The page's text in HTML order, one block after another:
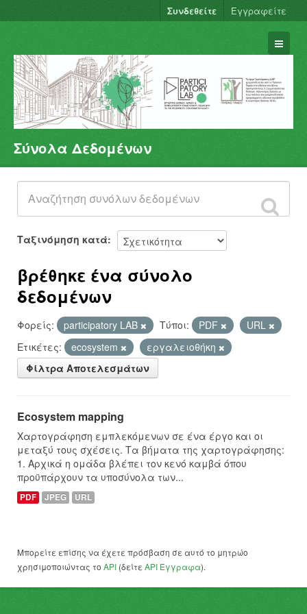
Συνδεθείτε Εγγραφείτε
Σύνολα Δεδομένων
Φορείς
Ομάδες
Σχετικά
Σύνολα Δεδομένων
Ταξινόμηση κατά
βρέθηκε ένα σύνολο
δεδομένων
Φορείς: participatory LAB Τύποι: PDF
URL
Ετικέτες:
ecosystem
εργαλειοθήκη
Φίλτρα Αποτελεσμάτων
Ecosystem mapping
Χαρτογράφηση εμπλεκόμενων σε ένα έργο και οι
μεταξύ τους σχέσεις. Τα βήματα της χαρτογράφησης:
1. Αρχικά η ομάδα βλέπει τον κενό καμβά όπου
προϋπάρχουν τα υποσύνολα των...
PDF JPEG URL
Μπορείτε επίσης να έχετε πρόσβαση σε αυτό το μητρώο
χρησιμοποιώντας το API (δείτε API Έγγραφα).